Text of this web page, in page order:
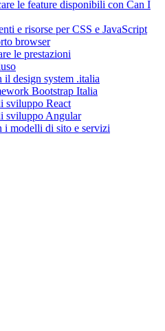
le feature disponibili con Can I
e risorse per CSS e JavaScript
browser
le prestazioni
il design system .italia
Bootstrap Italia
sviluppo React
sviluppo Angular
i modelli di sito e servizi